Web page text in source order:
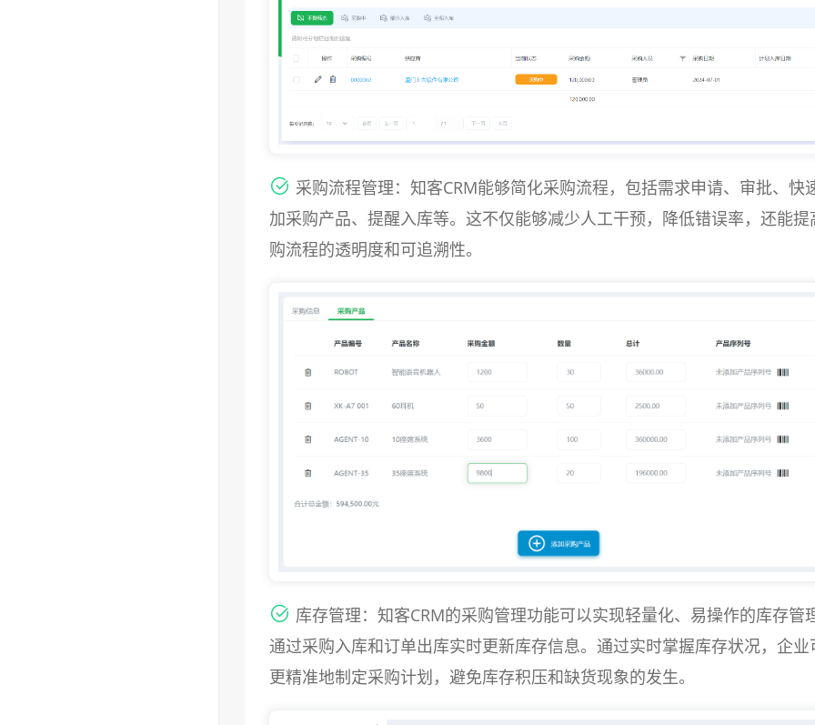
采购流程管理：知客CRM能够简化采购流程，包括需求申请、审批、快
加采购产品、提醒入库等。这不仅能够减少人工干预，降低错误率，还能提
购流程的透明度和可追溯性。
库存管理：知客CRM的采购管理功能可以实现轻量化、易操作的库存管理
通过采购入库和订单出库实时更新库存信息。通过实时掌握库存状况，企业
更精准地制定采购计划，避免库存积压和缺货现象的发生。